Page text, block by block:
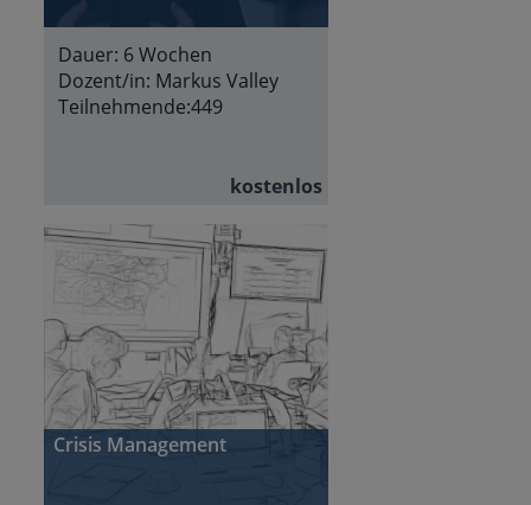
Dauer: 6 Wochen
Dozent/in: Markus Valley
Teilnehmende:449
kostenlos
Crisis Management